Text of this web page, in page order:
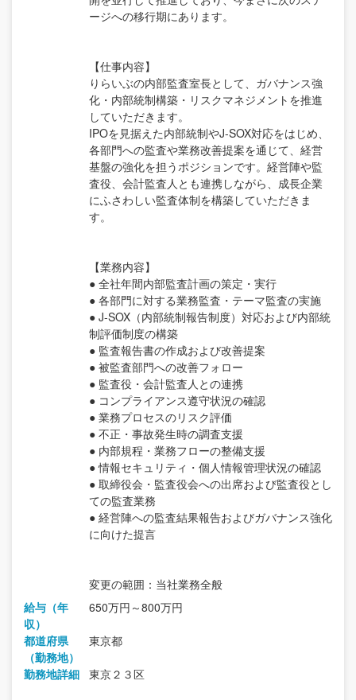
ージへの移行期にあります。
【仕事内容】
りらいぶの内部監査室長として、ガバナンス強
化・内部統制構築・リスクマネジメントを推進
していただきます。
IPOを見据えた内部統制やJ-SOX対応をはじめ、
各部門への監査や業務改善提案を通じて、経営
基盤の強化を担うポジションです。経営陣や監
査役、会計監査人とも連携しながら、成長企業
にふさわしい監査体制を構築していただきま
す。
【業務内容】
● 全社年間内部監査計画の策定・実行
● 各部門に対する業務監査・テーマ監査の実施
● J-SOX（内部統制報告制度）対応および内部統
制評価制度の構築
● 監査報告書の作成および改善提案
● 被監査部門への改善フォロー
● 監査役・会計監査人との連携
● コンプライアンス遵守状況の確認
● 業務プロセスのリスク評価
● 不正・事故発生時の調査支援
● 内部規程・業務フローの整備支援
● 情報セキュリティ・個人情報管理状況の確認
● 取締役会・監査役会への出席および監査役とし
ての監査業務
● 経営陣への監査結果報告およびガバナンス強化
に向けた提言
変更の範囲：当社業務全般
給与（年
収）
650万円～800万円
都道府県
（勤務地）
東京都
勤務地詳細 東京２３区